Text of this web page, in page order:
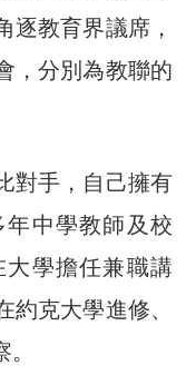
逐教育界議席，
，分別為教聯的
對手，自己擁有
中學教師及校
學擔任兼職講
克大學進修、